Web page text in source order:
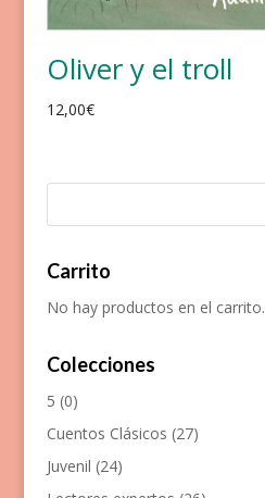
Oliver y el troll
12,00€
Carrito
No hay productos en el carrito.
Colecciones
5 (0)
Cuentos Clásicos (27)
Juvenil (24)